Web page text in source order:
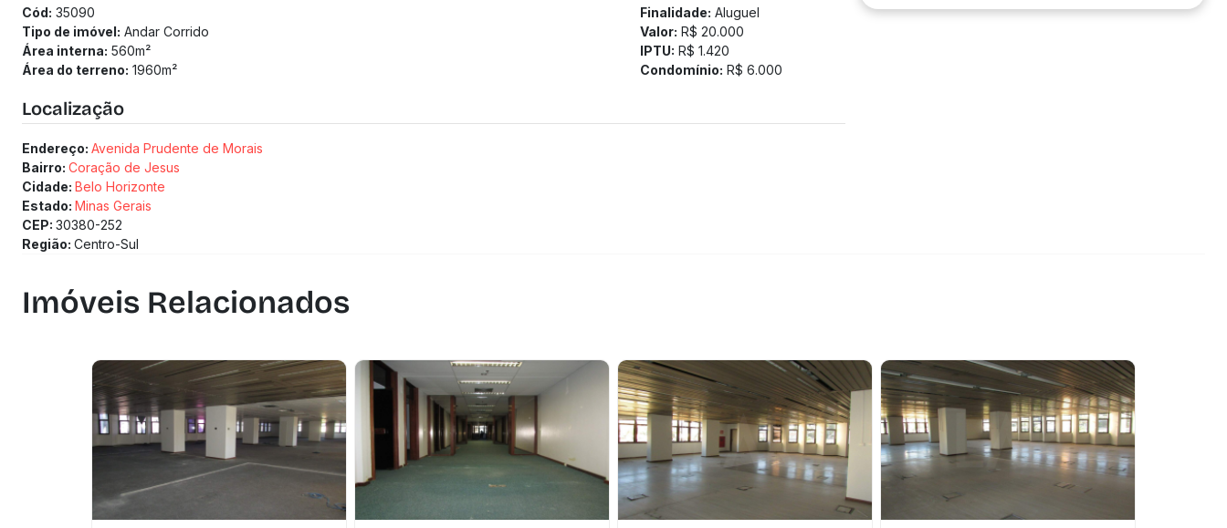
Cód: 35090
Tipo de imóvel: Andar Corrido
Área interna: 560m²
Área do terreno: 1960m²
Finalidade: Aluguel
Valor: R$ 20.000
IPTU: R$ 1.420
Condomínio: R$ 6.000
Localização
Endereço: Avenida Prudente de Morais
Bairro: Coração de Jesus
Cidade: Belo Horizonte
Estado: Minas Gerais
CEP: 30380-252
Região: Centro-Sul
Imóveis Relacionados